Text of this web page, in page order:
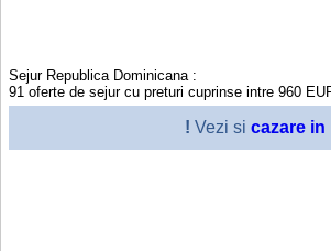
Sejur Republica Dominicana :
91 oferte de sejur cu preturi cuprinse intre 960
! Vezi si cazare in